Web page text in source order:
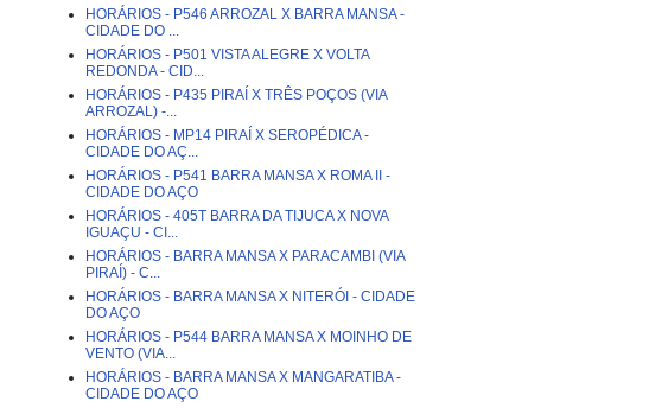
HORÁRIOS - P546 ARROZAL X BARRA MANSA -
CIDADE DO ...
HORÁRIOS - P501 VISTA ALEGRE X VOLTA
REDONDA - CID...
HORÁRIOS - P435 PIRAÍ X TRÊS POÇOS (VIA
ARROZAL) -...
HORÁRIOS - MP14 PIRAÍ X SEROPÉDICA -
CIDADE DO AÇ...
HORÁRIOS - P541 BARRA MANSA X ROMA II -
CIDADE DO AÇO
HORÁRIOS - 405T BARRA DA TIJUCA X NOVA
IGUAÇU - CI...
HORÁRIOS - BARRA MANSA X PARACAMBI (VIA
PIRAÍ) - C...
HORÁRIOS - BARRA MANSA X NITERÓI - CIDADE
DO AÇO
HORÁRIOS - P544 BARRA MANSA X MOINHO DE
VENTO (VIA...
HORÁRIOS - BARRA MANSA X MANGARATIBA -
CIDADE DO AÇO